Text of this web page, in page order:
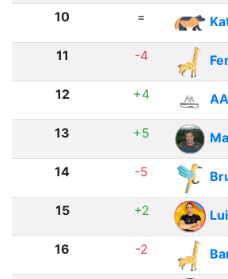
10 =
11 -4
12 +4
13 +5
14 -5
15 +2
16 -2